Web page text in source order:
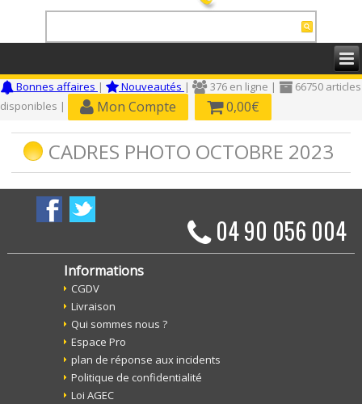
Bonnes affaires | Nouveautés | 376 en ligne |
66750 articles
disponibles |
Mon Compte 0,00€
CADRES PHOTO OCTOBRE 2023
04 90 056 004
Informations
CGDV
Livraison
Qui sommes nous ?
Espace Pro
plan de réponse aux incidents
Politique de confidentialité
Loi AGEC